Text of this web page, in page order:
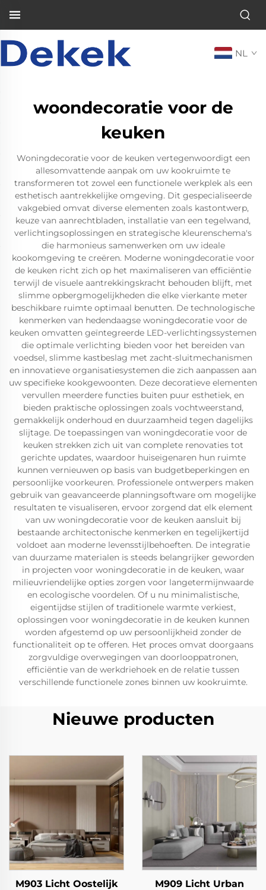
NL
woondecoratie voor de
keuken
Woningdecoratie voor de keuken vertegenwoordigt een
allesomvattende aanpak om uw kookruimte te
transformeren tot zowel een functionele werkplek als een
esthetisch aantrekkelijke omgeving. Dit gespecialiseerde
vakgebied omvat diverse elementen zoals kastontwerp,
keuze van aanrechtbladen, installatie van een tegelwand,
verlichtingsoplossingen en strategische kleurenschema's
die harmonieus samenwerken om uw ideale
kookomgeving te creëren. Moderne woningdecoratie voor
de keuken richt zich op het maximaliseren van efficiëntie
terwijl de visuele aantrekkingskracht behouden blijft, met
slimme opbergmogelijkheden die elke vierkante meter
beschikbare ruimte optimaal benutten. De technologische
kenmerken van hedendaagse woningdecoratie voor de
keuken omvatten geïntegreerde LED-verlichtingssystemen
die optimale verlichting bieden voor het bereiden van
voedsel, slimme kastbeslag met zacht-sluitmechanismen
en innovatieve organisatiesystemen die zich aanpassen aan
uw specifieke kookgewoonten. Deze decoratieve elementen
vervullen meerdere functies buiten puur esthetiek, en
bieden praktische oplossingen zoals vochtweerstand,
gemakkelijk onderhoud en duurzaamheid tegen dagelijks
slijtage. De toepassingen van woningdecoratie voor de
keuken strekken zich uit van complete renovaties tot
gerichte updates, waardoor huiseigenaren hun ruimte
kunnen vernieuwen op basis van budgetbeperkingen en
persoonlijke voorkeuren. Professionele ontwerpers maken
gebruik van geavanceerde planningsoftware om mogelijke
resultaten te visualiseren, ervoor zorgend dat elk element
van uw woningdecoratie voor de keuken aansluit bij
bestaande architectonische kenmerken en tegelijkertijd
voldoet aan moderne levensstijlbehoeften. De integratie
van duurzame materialen is steeds belangrijker geworden
in projecten voor woningdecoratie in de keuken, waar
milieuvriendelijke opties zorgen voor langetermijnwaarde
en ecologische voordelen. Of u nu minimalistische,
eigentijdse stijlen of traditionele warmte verkiest,
oplossingen voor woningdecoratie in de keuken kunnen
worden afgestemd op uw persoonlijkheid zonder de
functionaliteit op te offeren. Het proces omvat doorgaans
zorgvuldige overwegingen van doorlooppatronen,
efficiëntie van de werkdriehoek en de relatie tussen
verschillende functionele zones binnen uw kookruimte.
Nieuwe producten
M903 Licht Oostelijk
M909 Licht Urban